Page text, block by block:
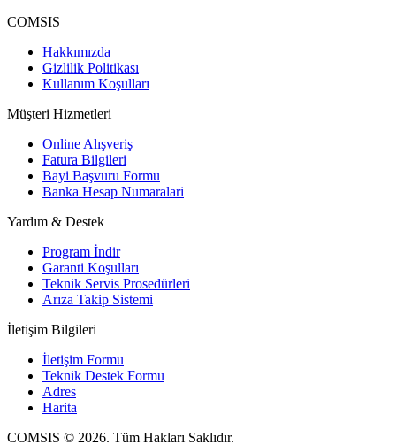
COMSIS
Hakkımızda
Gizlilik Politikası
Kullanım Koşulları
Müşteri Hizmetleri
Online Alışveriş
Fatura Bilgileri
Bayi Başvuru Formu
Banka Hesap Numaralari
Yardım & Destek
Program İndir
Garanti Koşulları
Teknik Servis Prosedürleri
Arıza Takip Sistemi
İletişim Bilgileri
İletişim Formu
Teknik Destek Formu
Adres
Harita
COMSIS © 2026. Tüm Hakları Saklıdır.